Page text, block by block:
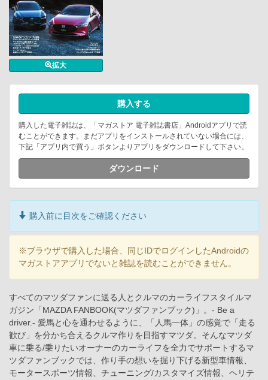
拡大
購入する
購入した電子雑誌は、「マガストア 電子雑誌書店」Androidアプリで読
むことができます。まだアプリをインストールされていない場合には、
下記「アプリ内で買う」ボタンよりアプリをダウンロードして下さい。
ダウンロード
購入前に目次をご確認ください
※ブラウザで購入した場合、同じIDでログインしたAndroidの
マガストアアプリでないと雑誌を読むことができません。
すべてのマツダファンに送る人とクルマのカーライフスタイルマ
ガジン「MAZDA FANBOOK(マツダファンブック)」。- Be a
driver.- 愛馬と心を通わせるように、「人馬一体」の感覚で「走る
歓び」を分かち合えるクルマ作りを目指すマツダ。そんなマツダ
車に乗る/乗りたいオーナーのカーライフを全力でサポートするマ
ツダファンブックでは、作り手の想いを掘り下げる新型車情報、
モータースポーツ情報、チューニング/カスタマイズ情報、ヘリテ